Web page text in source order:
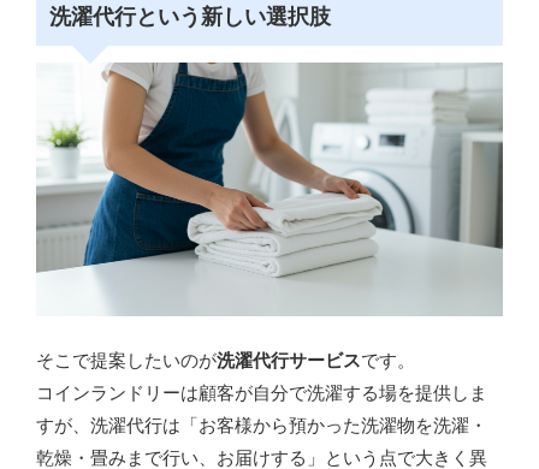
洗濯代行という新しい選択肢
そこで提案したいのが洗濯代行サービスです。
コインランドリーは顧客が自分で洗濯する場を提供しま
すが、洗濯代行は「お客様から預かった洗濯物を洗濯・
乾燥・畳みまで行い、お届けする」という点で大きく異